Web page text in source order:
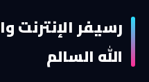
رسيفر الإنترنت
الله السالم